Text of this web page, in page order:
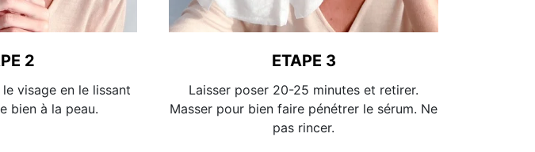
2
visage en le lissant
bien à la peau.
ETAPE 3
Laisser poser 20-25 minutes et retirer.
Masser pour bien faire pénétrer le sérum. Ne
pas rincer.